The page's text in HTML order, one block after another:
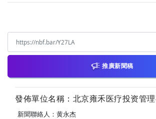
推廣新聞稿
發佈單位名稱：北京雍禾医疗投资管
新聞聯絡人：黄永杰